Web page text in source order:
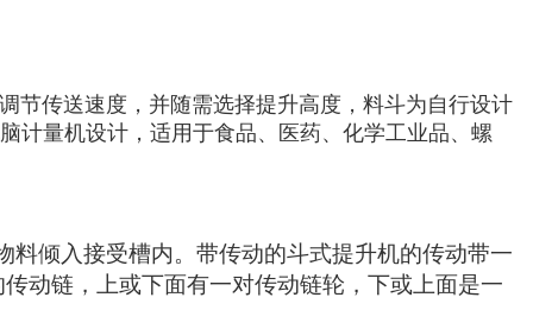
节传送速度，并随需选择提升高度，料斗为自行设计
计量机设计，适用于食品、医药、化学工业品、螺
料倾入接受槽内。带传动的斗式提升机的传动带一
动链，上或下面有一对传动链轮，下或上面是一